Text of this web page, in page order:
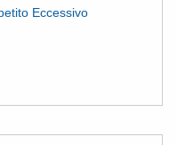
Eccessivo